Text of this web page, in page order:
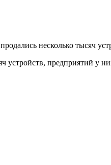
несколько тысяч
устройств, предприятий у